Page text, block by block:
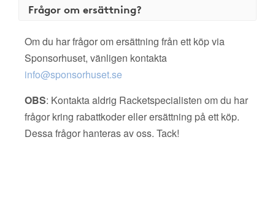
Frågor om ersättning?
Om du har frågor om ersättning från ett köp via
Sponsorhuset, vänligen kontakta
info@sponsorhuset.se
OBS: Kontakta aldrig Racketspecialisten om du har
frågor kring rabattkoder eller ersättning på ett köp.
Dessa frågor hanteras av oss. Tack!